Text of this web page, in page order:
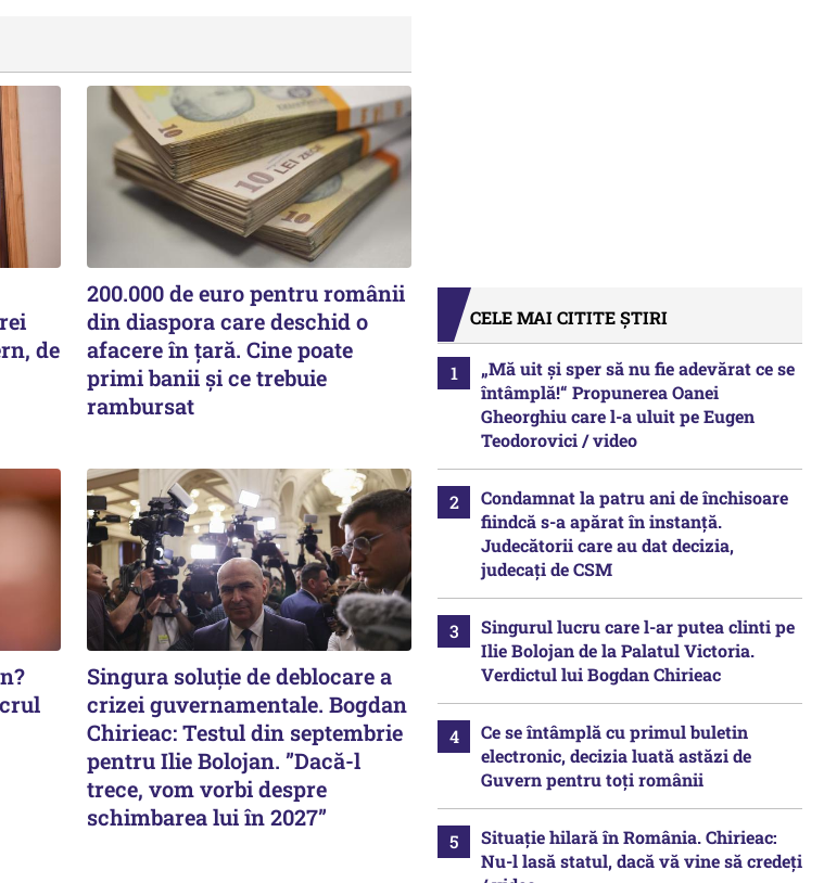
de
200.000 de euro pentru românii
din diaspora care deschid o
afacere în țară. Cine poate
primi banii și ce trebuie
rambursat
Singura soluție de deblocare a
crizei guvernamentale. Bogdan
Chirieac: Testul din septembrie
pentru Ilie Bolojan. ”Dacă-l
trece, vom vorbi despre
schimbarea lui în 2027”
CELE MAI CITITE ȘTIRI
„Mă uit și sper să nu fie adevărat ce se
întâmplă!“ Propunerea Oanei
Gheorghiu care l-a uluit pe Eugen
Teodorovici / video
Condamnat la patru ani de închisoare
fiindcă s-a apărat în instanță.
Judecătorii care au dat decizia,
judecați de CSM
Singurul lucru care l-ar putea clinti pe
Ilie Bolojan de la Palatul Victoria.
Verdictul lui Bogdan Chirieac
Ce se întâmplă cu primul buletin
electronic, decizia luată astăzi de
Guvern pentru toți românii
Situație hilară în România. Chirieac:
Nu-l lasă statul, dacă vă vine să credeți